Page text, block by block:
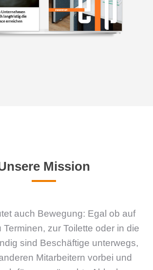
Mission
auch Bewegung: Egal ob auf
Terminen, zur Toilette oder in die
sind Beschäftige unterwegs,
Mitarbeitern vorbei und